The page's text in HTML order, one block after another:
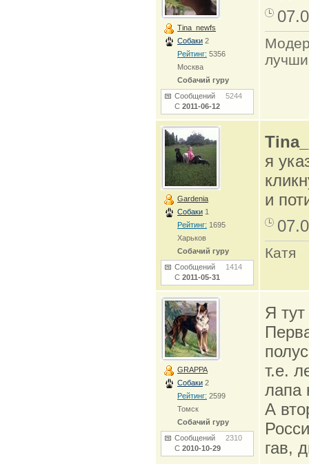
Tina_newfs
Собаки 2
Рейтинг: 5356
Москва
Собачий гуру
Сообщений 5244
С 2011-06-12
Gardenia
Собаки 1
Рейтинг: 1695
Харьков
Собачий гуру
Сообщений 1414
С 2011-05-31
я
и
Катя
GRAPPA
Собаки 2
Рейтинг: 2599
Томск
Собачий гуру
Сообщений 2310
С 2010-10-29
Я
т.е.
лапа
А
гав,